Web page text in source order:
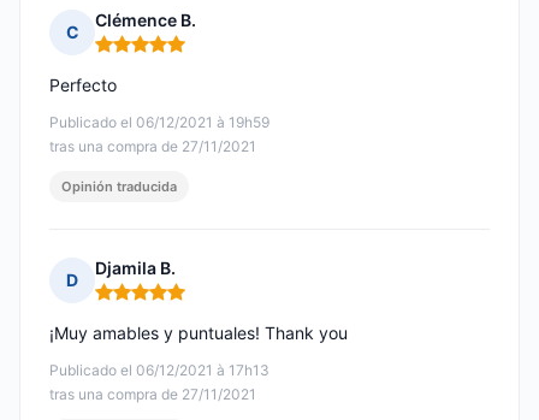
C
Clémence B.
Nota: 5 de 5
Publicado el 06/12/2021 à 19h59
tras una compra de 27/11/2021
Perfecto
Opinión traducida
D
Djamila B.
Nota: 5 de 5
Publicado el 06/12/2021 à 17h13
tras una compra de 27/11/2021
¡Muy amables y puntuales! Thank you